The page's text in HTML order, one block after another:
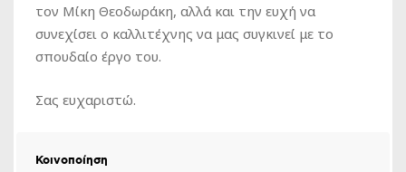
τον Μίκη Θεοδωράκη, αλλά και την ευχή να
συνεχίσει ο καλλιτέχνης να μας συγκινεί με το
σπουδαίο έργο του.
Σας ευχαριστώ.
Κοινοποίηση